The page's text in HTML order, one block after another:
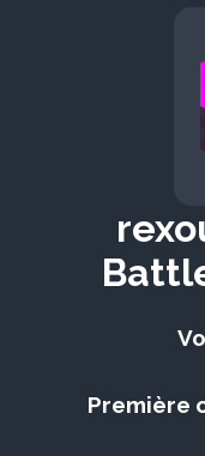
Première